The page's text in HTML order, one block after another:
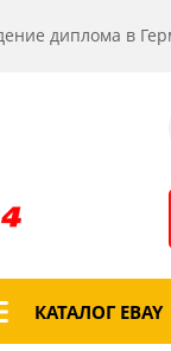
диплома в
КАТАЛОГ EBAY